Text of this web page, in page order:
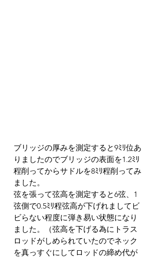
ブリッジの厚みを測定すると9ﾐﾘ位あ
りましたのでブリッジの表面を1.2ﾐﾘ
程削ってからサドルを8ﾐﾘ程削ってみ
ました。
弦を張って弦高を測定すると6弦、1
弦側で0.5ﾐﾘ程弦高が下げれましてビ
ビらない程度に弾き易い状態になり
ました。（弦高を下げる為にトラス
ロッドがしめられていたのでネック
を真っすぐにしてロッドの締め代が